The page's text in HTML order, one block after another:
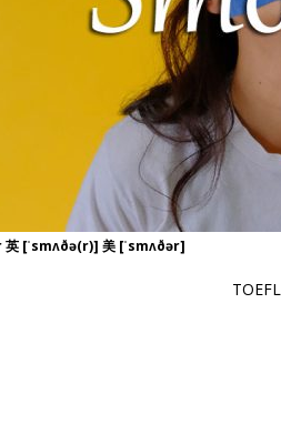
[ˈsmʌðə(r)] 美 [ˈsmʌðər]